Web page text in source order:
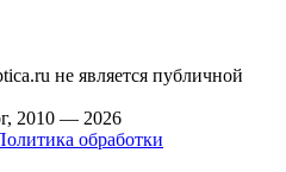
не является публичной
2010 — 2026
обработки